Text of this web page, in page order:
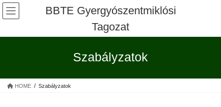
Skip
content
Skip
Navigation
BBTE Gyergyószentmiklósi
Tagozat
Szabályzatok
HOME Szabályzatok